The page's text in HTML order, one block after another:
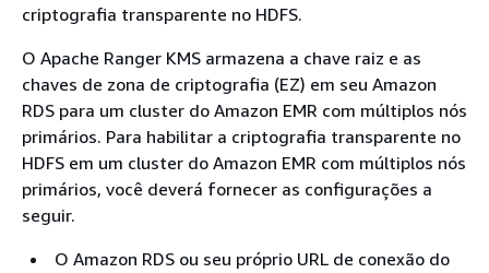
criptografia transparente no HDFS.
O Apache Ranger KMS armazena a chave raiz e as
chaves de zona de criptografia (EZ) em seu Amazon
RDS para um cluster do Amazon EMR com múltiplos nós
primários. Para habilitar a criptografia transparente no
HDFS em um cluster do Amazon EMR com múltiplos nós
primários, você deverá fornecer as configurações a
seguir.
O Amazon RDS ou seu próprio URL de conexão do